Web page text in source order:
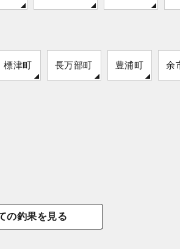
標津町 長万部町 豊浦町 余
の釣果を見る